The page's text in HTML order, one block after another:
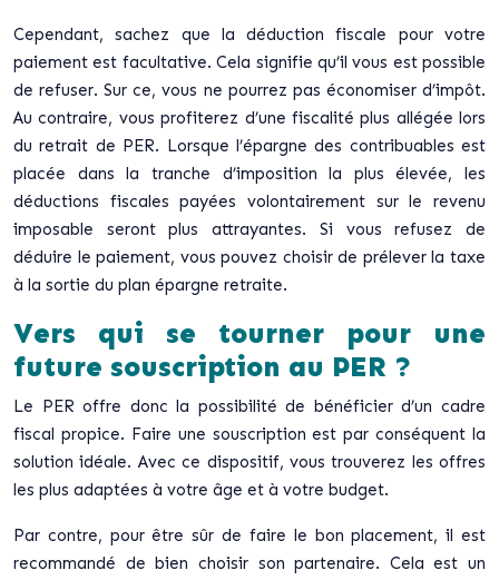
Cependant, sachez que la déduction fiscale pour votre
paiement est facultative. Cela signifie qu’il vous est possible
de refuser. Sur ce, vous ne pourrez pas économiser d’impôt.
Au contraire, vous profiterez d’une fiscalité plus allégée lors
du retrait de PER. Lorsque l’épargne des contribuables est
placée dans la tranche d’imposition la plus élevée, les
déductions fiscales payées volontairement sur le revenu
imposable seront plus attrayantes. Si vous refusez de
déduire le paiement, vous pouvez choisir de prélever la taxe
à la sortie du plan épargne retraite.
Vers qui se tourner pour une
future souscription au PER ?
Le PER offre donc la possibilité de bénéficier d’un cadre
fiscal propice. Faire une souscription est par conséquent la
solution idéale. Avec ce dispositif, vous trouverez les offres
les plus adaptées à votre âge et à votre budget.
Par contre, pour être sûr de faire le bon placement, il est
recommandé de bien choisir son partenaire. Cela est un